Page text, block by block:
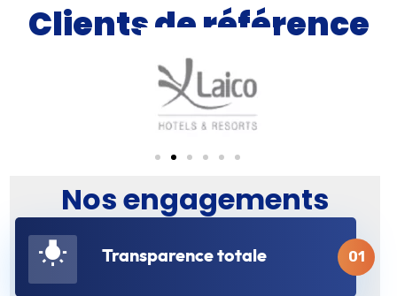
Clients de référence
Nos engagements
Transparence totale 01